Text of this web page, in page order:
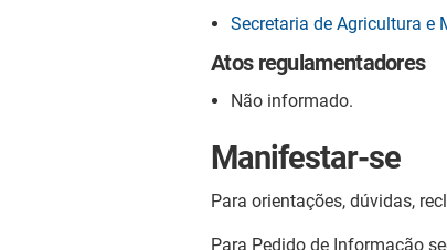
Secretaria de Agricultura e
Atos regulamentadores
Não informado.
Manifestar-se
Para orientações, dúvidas,
Para Pedido de Informação